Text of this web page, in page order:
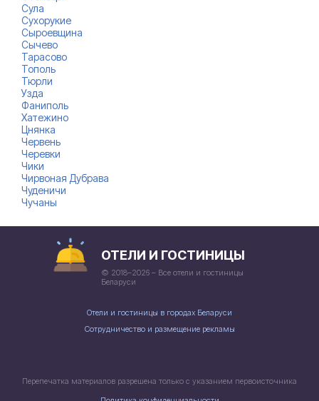
Сула
Сухорукие
Сыроевщина
Сычево
Тарасово
Тополь
Тюрли
Узда
Фаниполь
Хатежино
Цнянка
Червень
Черевки
Чики
Чирвоная Дубрава
Чуденичи
Чучаны
ОТЕЛИ И ГОСТИНИЦЫ
© 2018–2026 – Все отели и гостиницы
Беларуси
Отели и гостиницы в городах Беларуси
Сотрудничество и размещение рекламы
Перепечатка материалов разрешена только с указанием первоисточника